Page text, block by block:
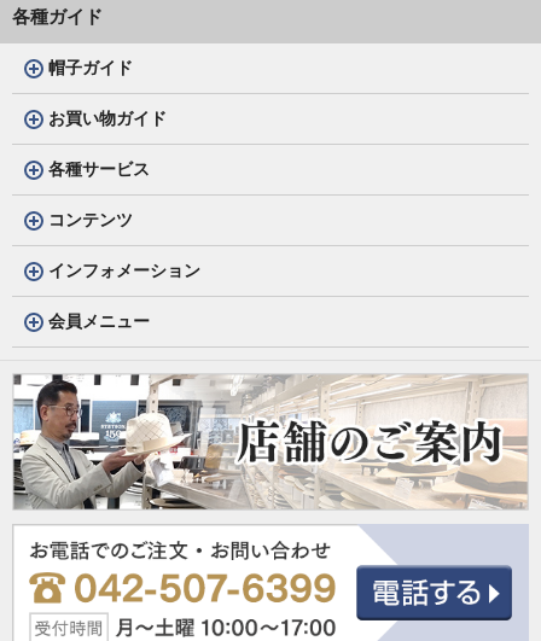
各種ガイド
帽子ガイド
お買い物ガイド
各種サービス
コンテンツ
インフォメーション
会員メニュー